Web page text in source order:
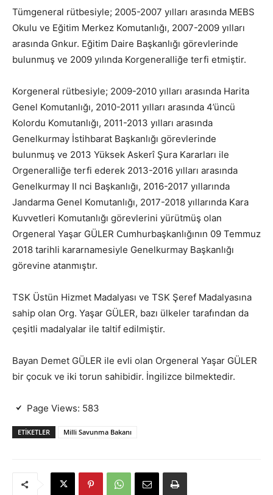
Tümgeneral rütbesiyle; 2005-2007 yılları arasında MEBS
Okulu ve Eğitim Merkez Komutanlığı, 2007-2009 yılları
arasında Gnkur. Eğitim Daire Başkanlığı görevlerinde
bulunmuş ve 2009 yılında Korgeneralliğe terfi etmiştir.
Korgeneral rütbesiyle; 2009-2010 yılları arasında Harita
Genel Komutanlığı, 2010-2011 yılları arasında 4’üncü
Kolordu Komutanlığı, 2011-2013 yılları arasında
Genelkurmay İstihbarat Başkanlığı görevlerinde
bulunmuş ve 2013 Yüksek Askerî Şura Kararları ile
Orgeneralliğe terfi ederek 2013-2016 yılları arasında
Genelkurmay II nci Başkanlığı, 2016-2017 yıllarında
Jandarma Genel Komutanlığı, 2017-2018 yıllarında Kara
Kuvvetleri Komutanlığı görevlerini yürütmüş olan
Orgeneral Yaşar GÜLER Cumhurbaşkanlığının 09 Temmuz
2018 tarihli kararnamesiyle Genelkurmay Başkanlığı
görevine atanmıştır.
TSK Üstün Hizmet Madalyası ve TSK Şeref Madalyasına
sahip olan Org. Yaşar GÜLER, bazı ülkeler tarafından da
çeşitli madalyalar ile taltif edilmiştir.
Bayan Demet GÜLER ile evli olan Orgeneral Yaşar GÜLER
bir çocuk ve iki torun sahibidir. İngilizce bilmektedir.
Page Views: 583
ETIKETLER Milli Savunma Bakanı